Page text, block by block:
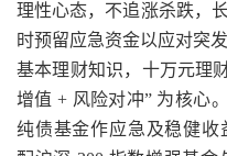
理性心态，不追涨杀跌，
时预留应急资金以应对突发
基本理财知识，十万元理
增值 + 风险对冲” 为核心
纯债基金作应急及稳健收